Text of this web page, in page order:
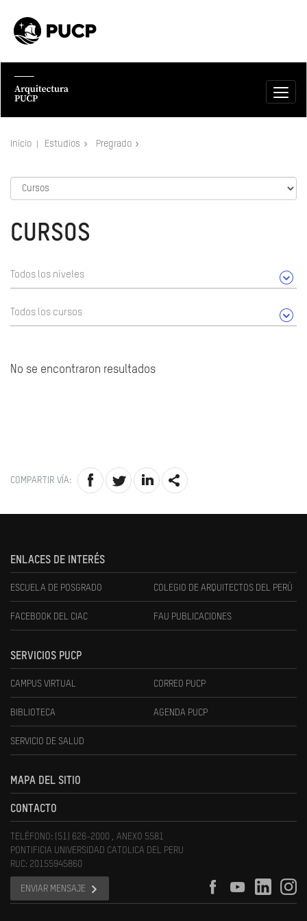
Inicio Estudios Pregrado
CURSOS
Todos los niveles
Todos los cursos
No se encontraron resultados
COMPARTIR VÍA:
ENLACES DE INTERÉS
ESCUELA DE POSGRADO COLEGIO DE ARQUITECTOS DEL PERÚ
FACEBOOK DEL CIAC FAU PUBLICACIONES
SERVICIOS PUCP
CAMPUS VIRTUAL CORREO PUCP
BIBLIOTECA AGENDA PUCP
SERVICIO DE SALUD
MAPA DEL SITIO
CONTACTO
TELÉFONO: (51) 626-2000 , ANEXO 5581
PONTIFICIA UNIVERSIDAD CATOLICA DEL PERU
RUC: 20155945860
ENVIAR MENSAJE